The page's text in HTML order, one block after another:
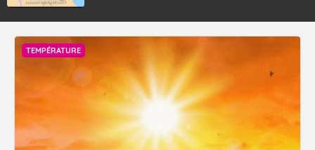
TEMPÉRATURE